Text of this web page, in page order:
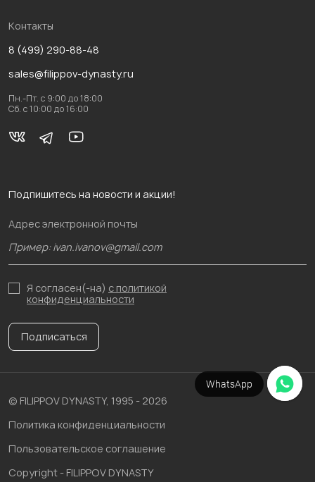
Контакты
8 (499) 290-88-48
sales@filippov-dynasty.ru
Пн.-Пт. с 9:00 до 18:00
Сб. с 10:00 до 16:00
Подпишитесь на новости и акции!
Адрес электронной почты
Я согласен(-на) с политикой
конфиденциальности
Подписаться
© FILIPPOV DYNASTY, 1995 - 2026
Политика конфиденциальности
Пользовательское соглашение
Copyright - FILIPPOV DYNASTY
WhatsApp